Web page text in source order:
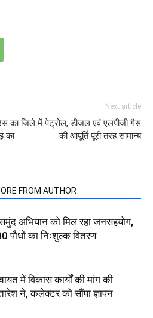
का
का
Next article
जिले में पेट्रोल, डीजल एवं एलपीजी गैस
की आपूर्ति पूरी तरह सामान्य
FROM AUTHOR
अभियान को मिल रहा जनसहयोग,
पौधों का निःशुल्क वितरण
में विकास कार्यों की मांग की
ने, कलेक्टर को सौंपा ज्ञापन